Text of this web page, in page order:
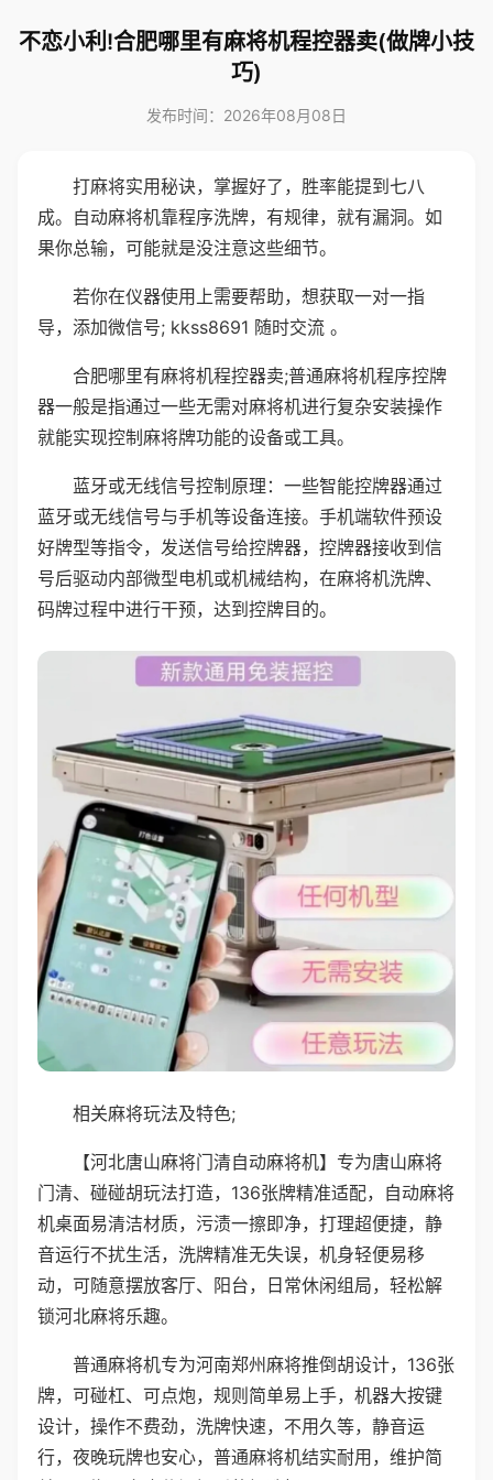
不恋小利!合肥哪里有麻将机程控器卖(做牌小技
巧)
发布时间：2026年08月08日
打麻将实用秘诀，掌握好了，胜率能提到七八
成。自动麻将机靠程序洗牌，有规律，就有漏洞。如
果你总输，可能就是没注意这些细节。
若你在仪器使用上需要帮助，想获取一对一指
导，添加微信号; kkss8691 随时交流 。
合肥哪里有麻将机程控器卖;普通麻将机程序控牌
器一般是指通过一些无需对麻将机进行复杂安装操作
就能实现控制麻将牌功能的设备或工具。
蓝牙或无线信号控制原理：一些智能控牌器通过
蓝牙或无线信号与手机等设备连接。手机端软件预设
好牌型等指令，发送信号给控牌器，控牌器接收到信
号后驱动内部微型电机或机械结构，在麻将机洗牌、
码牌过程中进行干预，达到控牌目的。
相关麻将玩法及特色;
【河北唐山麻将门清自动麻将机】专为唐山麻将
门清、碰碰胡玩法打造，136张牌精准适配，自动麻将
机桌面易清洁材质，污渍一擦即净，打理超便捷，静
音运行不扰生活，洗牌精准无失误，机身轻便易移
动，可随意摆放客厅、阳台，日常休闲组局，轻松解
锁河北麻将乐趣。
普通麻将机专为河南郑州麻将推倒胡设计，136张
牌，可碰杠、可点炮，规则简单易上手，机器大按键
设计，操作不费劲，洗牌快速，不用久等，静音运
行，夜晚玩牌也安心，普通麻将机结实耐用，维护简